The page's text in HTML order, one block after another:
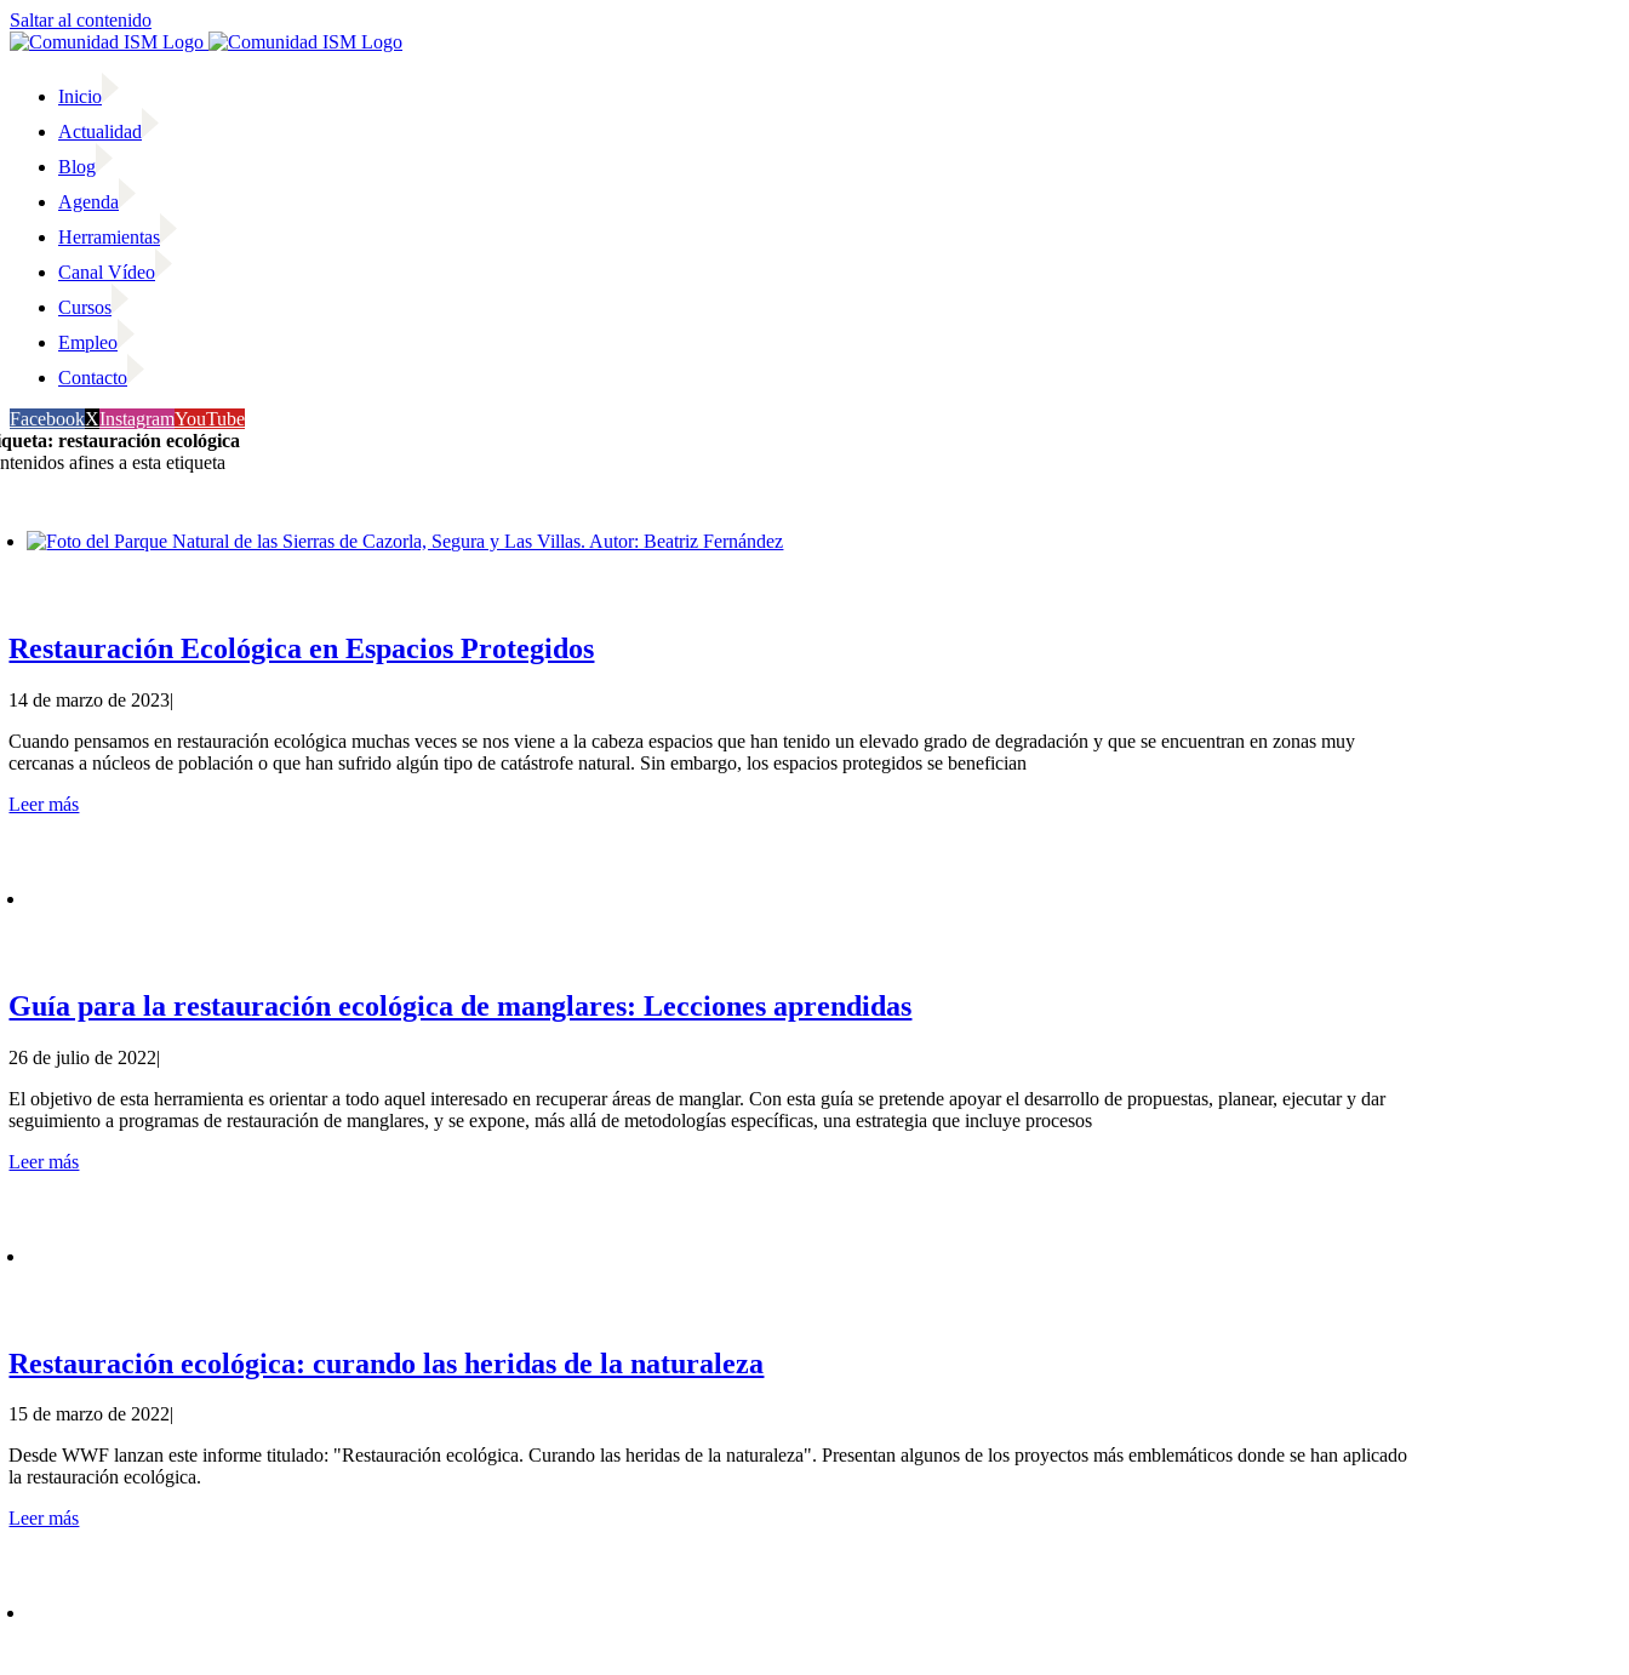
Saltar al contenido
Inicio
Actualidad
Blog
Agenda
Herramientas
Canal Vídeo
Cursos
Empleo
Contacto
FacebookXInstagramYouTube
restauración ecológica
afines a esta etiqueta
Restauración Ecológica en Espacios Protegidos
14 de marzo de 2023|
Cuando pensamos en restauración ecológica muchas veces se nos viene a la cabeza espacios que han tenido un elevado grado de degradación y que se encuentran en zonas muy
cercanas a núcleos de población o que han sufrido algún tipo de catástrofe natural. Sin embargo, los espacios protegidos se benefician
Leer más
Guía para la restauración ecológica de manglares: Lecciones aprendidas
26 de julio de 2022|
El objetivo de esta herramienta es orientar a todo aquel interesado en recuperar áreas de manglar. Con esta guía se pretende apoyar el desarrollo de propuestas, planear, ejecutar y dar
seguimiento a programas de restauración de manglares, y se expone, más allá de metodologías específicas, una estrategia que incluye procesos
Leer más
Restauración ecológica: curando las heridas de la naturaleza
15 de marzo de 2022|
Desde WWF lanzan este informe titulado: "Restauración ecológica. Curando las heridas de la naturaleza". Presentan algunos de los proyectos más emblemáticos donde se han aplicado
la restauración ecológica.
Leer más